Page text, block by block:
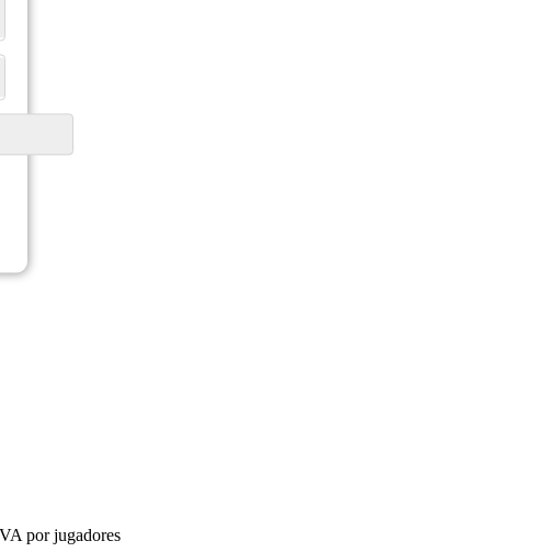
por jugadores